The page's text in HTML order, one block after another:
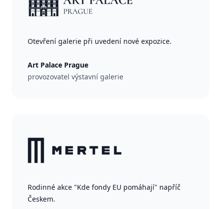
Otevření galerie při uvedení nové expozice.
Art Palace Prague
provozovatel výstavní galerie
Rodinné akce "Kde fondy EU pomáhají" napříč
Českem.